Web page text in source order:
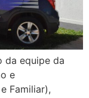
da equipe da
e
Familiar),